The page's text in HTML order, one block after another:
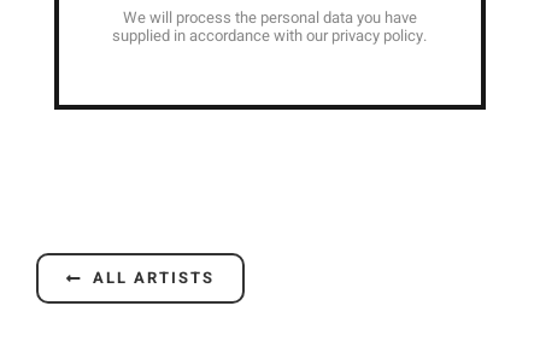
We will process the personal data you have
supplied in accordance with our privacy policy.
ALL ARTISTS